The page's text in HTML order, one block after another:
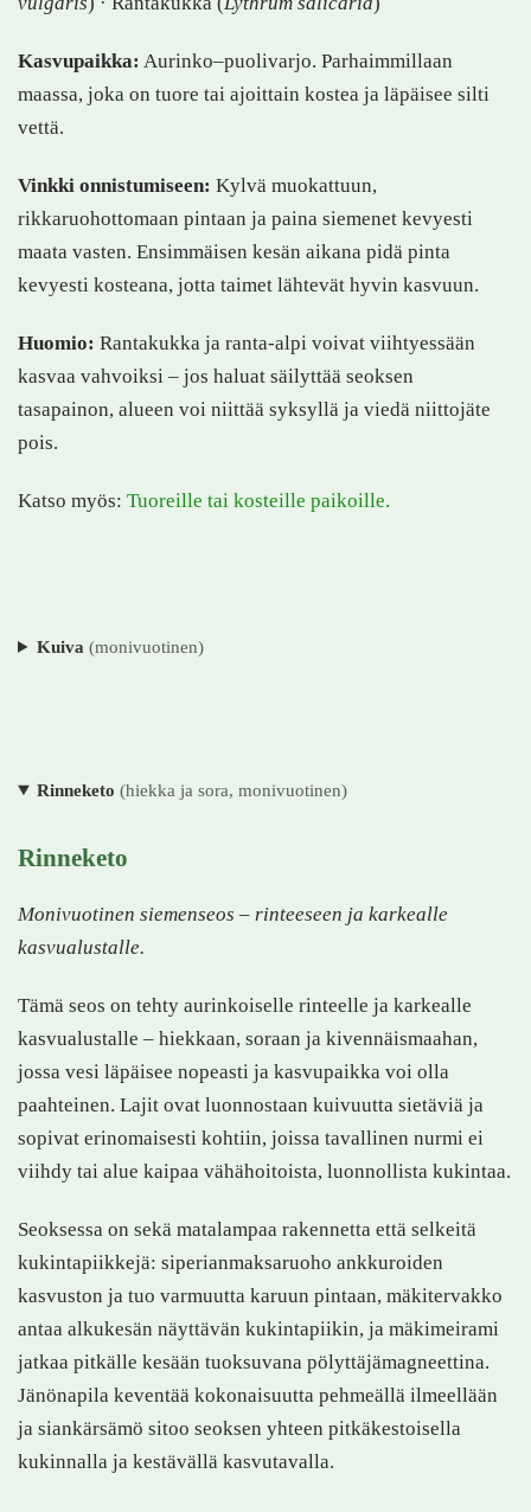
Kasvupaikka: Aurinko–puolivarjo. Parhaimmillaan
maassa, joka on tuore tai ajoittain kostea ja läpäisee silti
vettä.
Vinkki onnistumiseen: Kylvä muokattuun,
rikkaruohottomaan pintaan ja paina siemenet kevyesti
maata vasten. Ensimmäisen kesän aikana pidä pinta
kevyesti kosteana, jotta taimet lähtevät hyvin kasvuun.
Huomio: Rantakukka ja ranta-alpi voivat viihtyessään
kasvaa vahvoiksi – jos haluat säilyttää seoksen
tasapainon, alueen voi niittää syksyllä ja viedä niittojäte
pois.
Katso myös: Tuoreille tai kosteille paikoille.
Kuiva (monivuotinen)
Rinneketo (hiekka ja sora, monivuotinen)
Rinneketo
Monivuotinen siemenseos – rinteeseen ja karkealle
kasvualustalle.
Tämä seos on tehty aurinkoiselle rinteelle ja karkealle
kasvualustalle – hiekkaan, soraan ja kivennäismaahan,
jossa vesi läpäisee nopeasti ja kasvupaikka voi olla
paahteinen. Lajit ovat luonnostaan kuivuutta sietäviä ja
sopivat erinomaisesti kohtiin, joissa tavallinen nurmi ei
viihdy tai alue kaipaa vähähoitoista, luonnollista kukintaa.
Seoksessa on sekä matalampaa rakennetta että selkeitä
kukintapiikkejä: siperianmaksaruoho ankkuroiden
kasvuston ja tuo varmuutta karuun pintaan, mäkitervakko
antaa alkukesän näyttävän kukintapiikin, ja mäkimeirami
jatkaa pitkälle kesään tuoksuvana pölyttäjämagneettina.
Jänönapila keventää kokonaisuutta pehmeällä ilmeellään
ja siankärsämö sitoo seoksen yhteen pitkäkestoisella
kukinnalla ja kestävällä kasvutavalla.